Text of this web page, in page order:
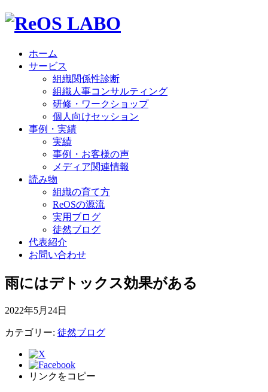
ホーム
サービス
組織関係性診断
組織人事コンサルティング
研修・ワークショップ
個人向けセッション
事例・実績
実績
事例・お客様の声
メディア関連情報
読み物
組織の育て方
ReOSの源流
実用ブログ
徒然ブログ
代表紹介
お問い合わせ
雨にはデトックス効果がある
2022年5月24日
カテゴリー: 徒然ブログ
リンクをコピー